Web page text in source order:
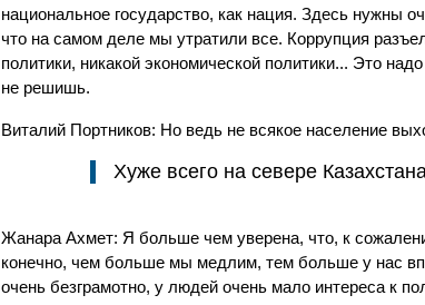
национальное государство, как нация. Здесь нужны
что на самом деле мы утратили все. Коррупция
политики, никакой экономической политики... Это
не решишь.
Виталий Портников: Но ведь не всякое население
Хуже всего на севере
​Жанара Ахмет: Я больше чем уверена, что, к
конечно, чем больше мы медлим, тем больше у нас
очень безграмотно, у людей очень мало интереса к